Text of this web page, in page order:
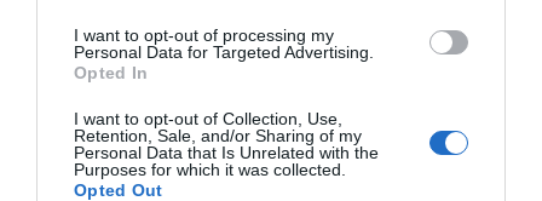
I want to opt-out of processing my
Personal Data for Targeted Advertising.
Opted In
I want to opt-out of Collection, Use,
Retention, Sale, and/or Sharing of my
Personal Data that Is Unrelated with the
Purposes for which it was collected.
Opted Out
hazaköltözzön a szeretteihez.
Forrás: Blikk
Megosztás: Facebook Twitter Pinterest